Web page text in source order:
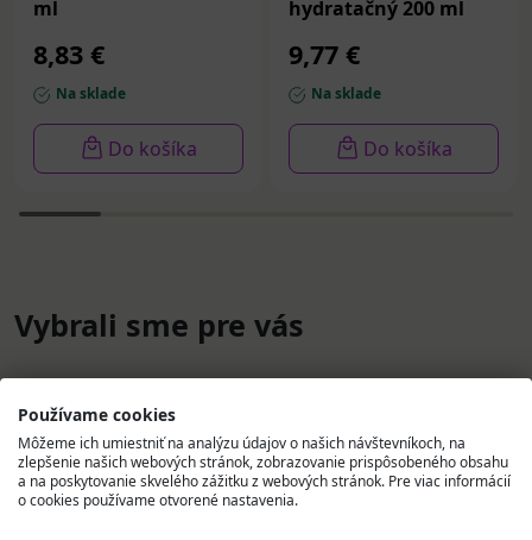
ml
8,83 €
Na sklade
Do košíka
hydratačný 200 ml
9,77 €
Na sklade
Do košíka
Vybrali sme pre vás
Používame cookies
Môžeme ich umiestniť na analýzu údajov o našich návštevníkoch, na
zlepšenie našich webových stránok, zobrazovanie prispôsobeného obsahu
a na poskytovanie skvelého zážitku z webových stránok. Pre viac informácií
o cookies používame otvorené nastavenia.